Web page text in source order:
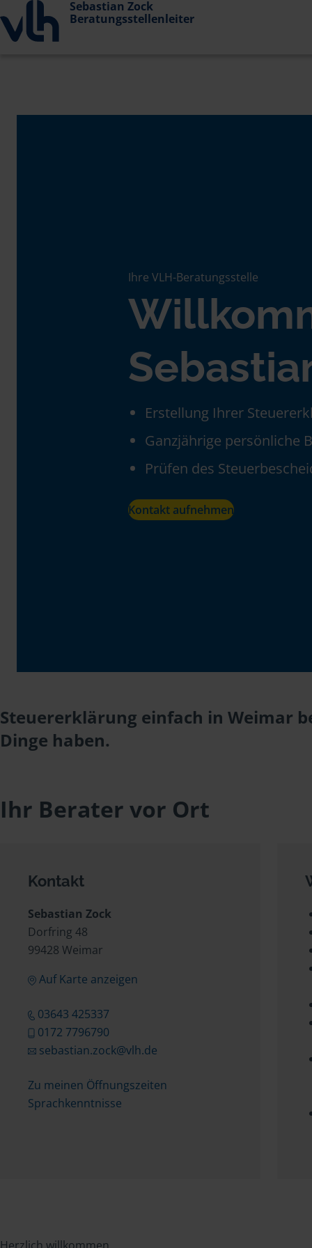
Sebastian Zock
Beratungsstellenleiter
Ihre VLH-Beratungsstelle
Erstellung Ihrer
Ganzjährige persönliche
Prüfen des
Kontakt aufnehmen
Steuererklärung einfach in Weimar
Dinge haben.
Ihr Berater vor Ort
Kontakt
Sebastian Zock
Dorfring 48
99428 Weimar
Auf Karte anzeigen
03643 425337
0172 7796790
sebastian.zock@vlh.de
Zu meinen Öffnungszeiten
Sprachkenntnisse